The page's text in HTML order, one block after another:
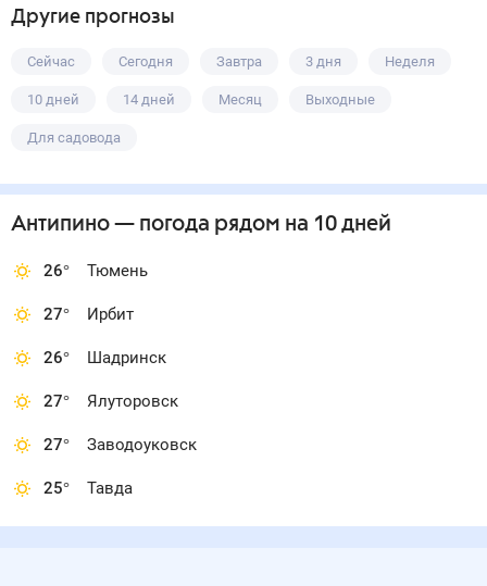
Другие прогнозы
Сейчас Сегодня Завтра 3 дня Неделя
10 дней 14 дней Месяц Выходные
Для садовода
Антипино— погода рядом на 10 дней
26° Тюмень
27° Ирбит
26° Шадринск
27° Ялуторовск
27° Заводоуковск
25° Тавда